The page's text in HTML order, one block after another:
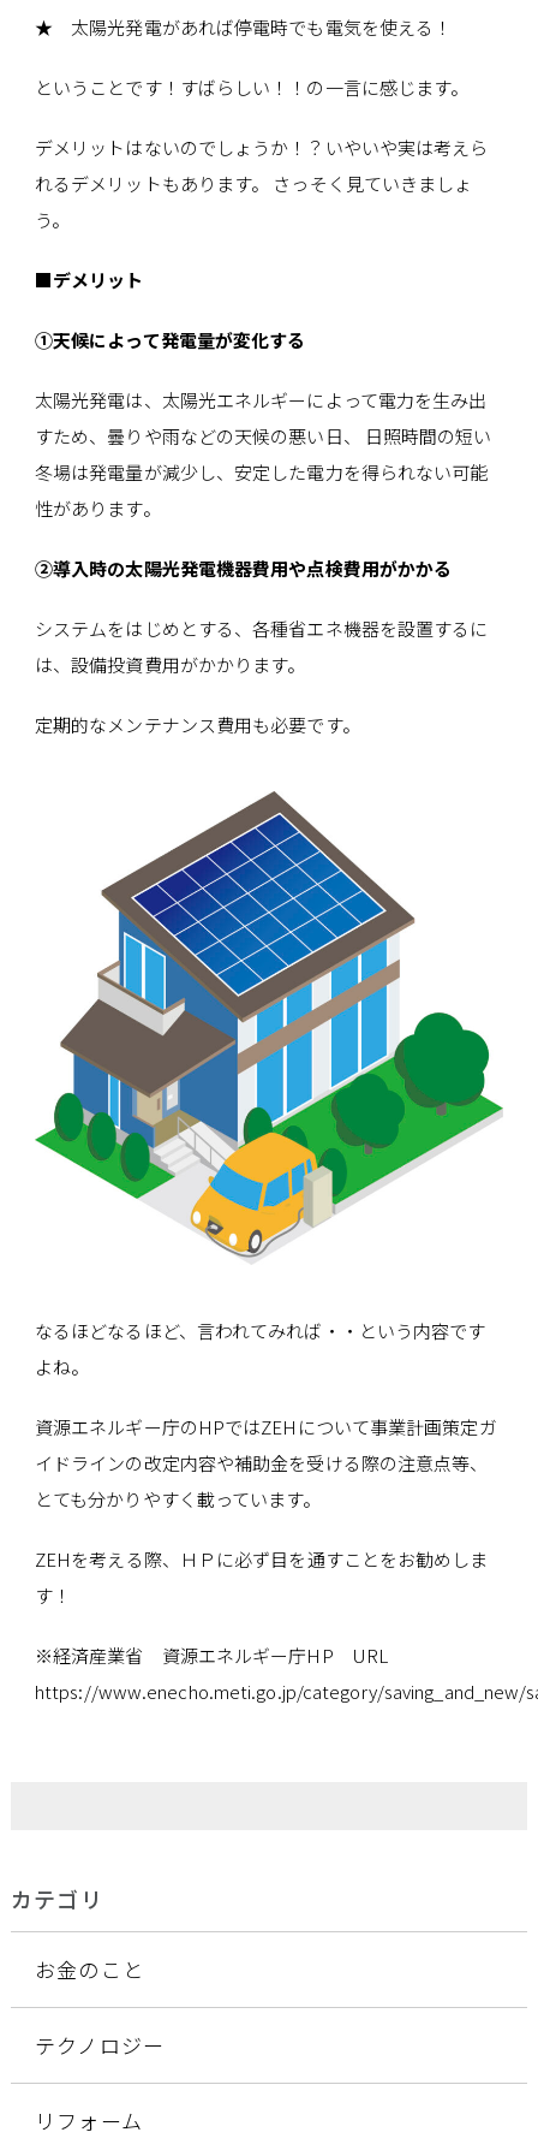
★ 太陽光発電があれば停電時でも電気を使える！
ということです！すばらしい！！の一言に感じます。
デメリットはないのでしょうか！？いやいや実は考えら
れるデメリットもあります。 さっそく見ていきましょ
う。
■デメリット
①天候によって発電量が変化する
太陽光発電は、太陽光エネルギーによって電力を生み出
すため、曇りや雨などの天候の悪い日、 日照時間の短い
冬場は発電量が減少し、安定した電力を得られない可能
性があります。
②導入時の太陽光発電機器費用や点検費用がかかる
システムをはじめとする、各種省エネ機器を設置するに
は、設備投資費用がかかります。
定期的なメンテナンス費用も必要です。
なるほどなるほど、言われてみれば・・という内容です
よね。
資源エネルギー庁のHPではZEHについて事業計画策定ガ
イドラインの改定内容や補助金を受ける際の注意点等、
とても分かりやすく載っています。
ZEHを考える際、ＨＰに必ず目を通すことをお勧めしま
す！
※経済産業省 資源エネルギー庁HP URL
https://www.enecho.meti.go.jp/category/saving_and_new/
カテゴリ
お金のこと
テクノロジー
リフォーム